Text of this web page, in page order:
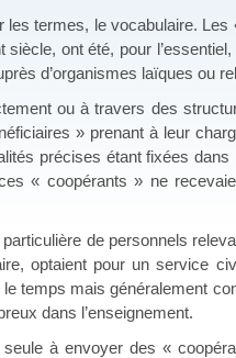
les termes, le vocabulaire.
ont été, pour
d’organismes laïques ou
ou à travers des
» prenant à leur
précises étant fixées
« coopérants » ne
de personnels
optaient pour un service
le temps mais généralement
dans l’enseignement.
à envoyer des «